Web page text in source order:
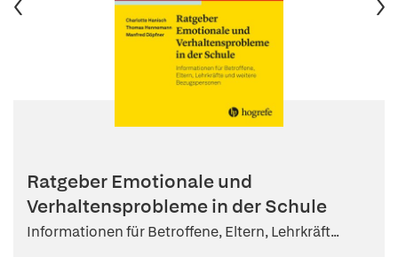
Ratgeber Emotionale und
Verhaltensprobleme in der Schule
Informationen für Betroffene, Eltern, Lehrkräft...